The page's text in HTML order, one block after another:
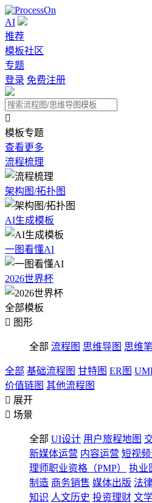
AI
推荐
模板社区
专题
登录 免费注册

模板专题
查看更多
流程梳理
架构图/拓扑图
AI生成模板
一图看懂AI
2026世界杯
全部模板
 图形
全部 流程图 思维导图 思维
全部 基础流程图 甘特图 ER图
价值链图 其他流程图
 展开
 场景
全部 UI设计 用户旅程地图
新媒体运营 内容运营 短视
理师职业资格（PMP）
执业
制造 商务销售 媒体出版 法
知识 人文历史 投资理财 文